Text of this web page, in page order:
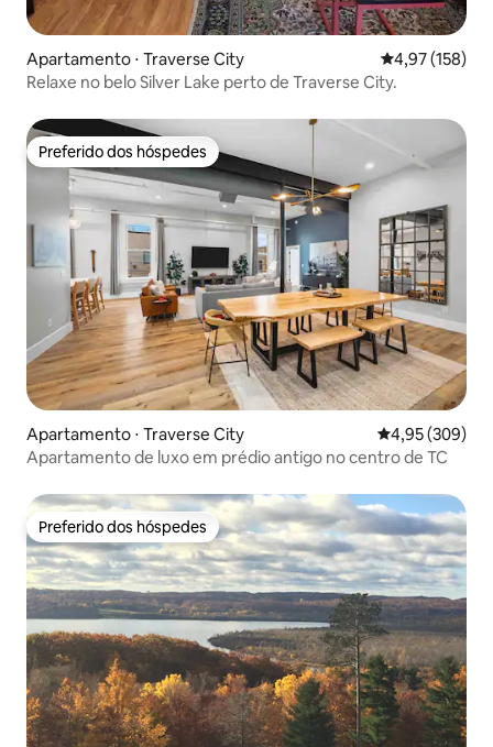
Apartamento ⋅ Traverse City 4,97 de uma
4,97 (158)
Relaxe no belo Silver Lake perto de Traverse City.
Preferido dos hóspedes
Preferido dos hóspedes
Apartamento ⋅ Traverse City 4,95 de uma
4,95 (309)
Apartamento de luxo em prédio antigo no centro de TC
Preferido dos hóspedes
Preferido dos hóspedes